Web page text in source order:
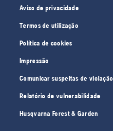
Aviso de privacidade
Termos de utilização
Política de cookies
Impressão
Comunicar suspeitas de violação
Relatório de vulnerabilidade
Husqvarna Forest & Garden